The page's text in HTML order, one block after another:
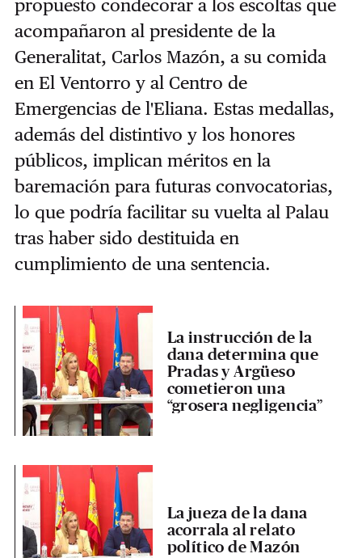
propuesto condecorar a los escoltas que
acompañaron al presidente de la
Generalitat, Carlos Mazón, a su comida
en El Ventorro y al Centro de
Emergencias de l'Eliana. Estas medallas,
además del distintivo y los honores
públicos, implican méritos en la
baremación para futuras convocatorias,
lo que podría facilitar su vuelta al Palau
tras haber sido destituida en
cumplimiento de una sentencia.
La instrucción de la
dana determina que
Pradas y Argüeso
cometieron una
“grosera negligencia”
La jueza de la dana
acorrala al relato
político de Mazón